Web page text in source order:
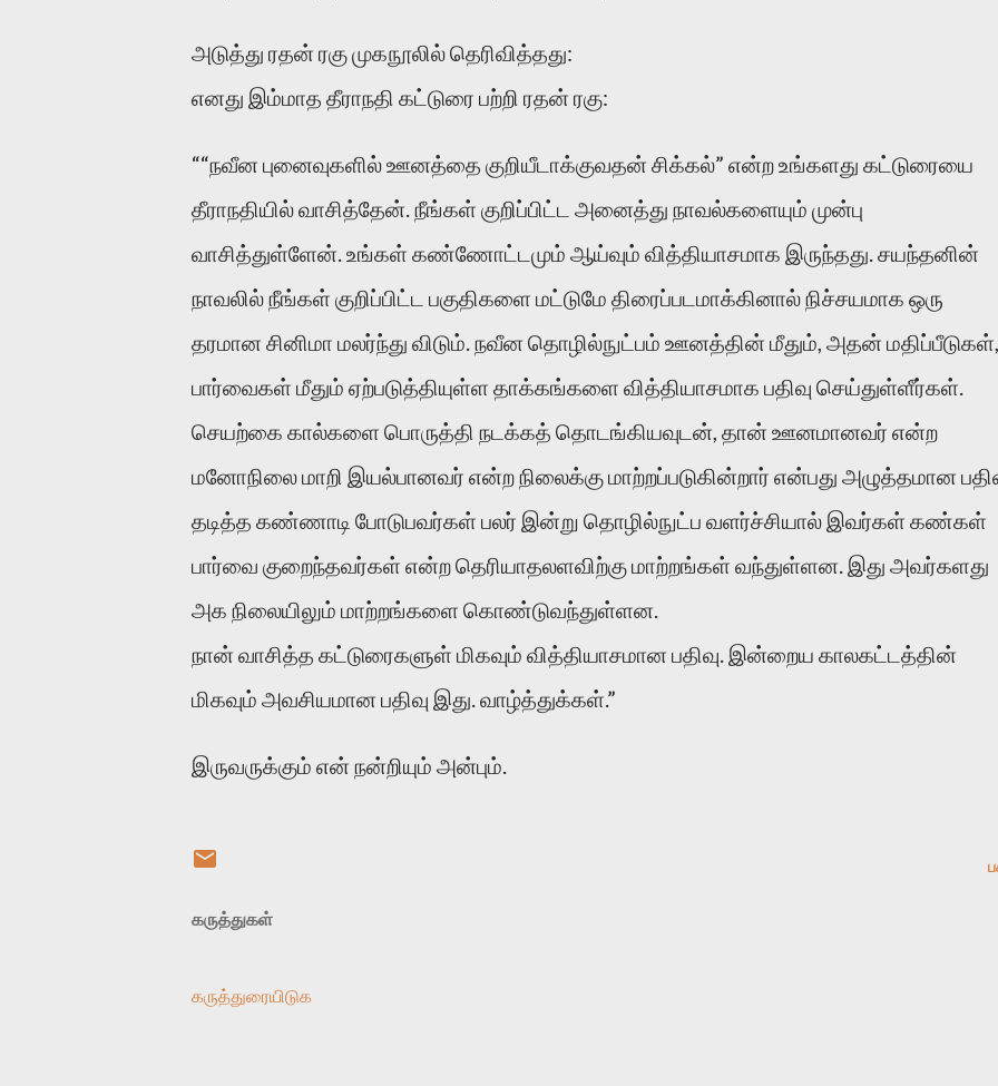
அடுத்து ரதன் ரகு முகநூலில் தெரிவித்தது:
எனது இம்மாத தீராநதி கட்டுரை பற்றி ரதன் ரகு:
““நவீன புனைவுகளில் ஊனத்தை குறியீடாக்குவதன் சிக்கல்” என்ற உங்களது கட்டுரையை
தீராநதியில் வாசித்தேன். நீங்கள் குறிப்பிட்ட அனைத்து நாவல்களையும் முன்பு
வாசித்துள்ளேன். உங்கள் கண்ணோட்டமும் ஆய்வும் வித்தியாசமாக இருந்தது. சயந்தனின்
நாவலில் நீங்கள் குறிப்பிட்ட பகுதிகளை மட்டுமே திரைப்படமாக்கினால் நிச்சயமாக ஒரு
தரமான சினிமா மலர்ந்து விடும். நவீன தொழில்நுட்பம் ஊனத்தின் மீதும், அதன் மதிப்பீடுகள்,
பார்வைகள் மீதும் ஏற்படுத்தியுள்ள தாக்கங்களை வித்தியாசமாக பதிவு செய்துள்ளீர்கள்.
செயற்கை கால்களை பொருத்தி நடக்கத் தொடங்கியவுடன், தான் ஊனமானவர் என்ற
மனோநிலை மாறி இயல்பானவர் என்ற நிலைக்கு மாற்றப்படுகின்றார் என்பது அழுத்தமான
தடித்த கண்ணாடி போடுபவர்கள் பலர் இன்று தொழில்நுட்ப வளர்ச்சியால் இவர்கள் கண்கள்
பார்வை குறைந்தவர்கள் என்ற தெரியாதலளவிற்கு மாற்றங்கள் வந்துள்ளன. இது அவர்களது
அக நிலையிலும் மாற்றங்களை கொண்டுவந்துள்ளன.
நான் வாசித்த கட்டுரைகளுள் மிகவும் வித்தியாசமான பதிவு. இன்றைய காலகட்டத்தின்
மிகவும் அவசியமான பதிவு இது. வாழ்த்துக்கள்.”
இருவருக்கும் என் நன்றியும் அன்பும்.
கருத்துகள்
கருத்துரையிடுக